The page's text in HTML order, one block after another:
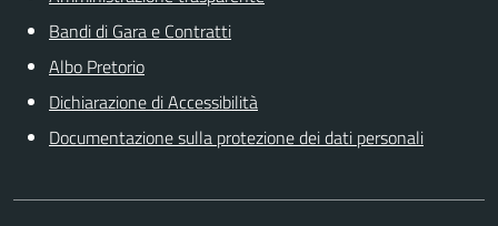
Bandi di Gara e Contratti
Albo Pretorio
Dichiarazione di Accessibilità
Documentazione sulla protezione dei dati personali